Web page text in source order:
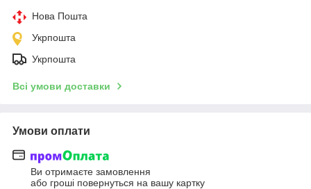
Нова Пошта
Укрпошта
Укрпошта
Всі умови доставки
Умови оплати
Ви отримаєте замовлення
або гроші повернуться на вашу картку